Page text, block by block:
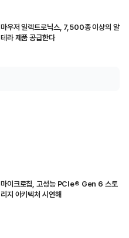
마우저 일렉트로닉스, 7,500종 이상의 알
테라 제품 공급한다
마이크로칩, 고성능 PCIe® Gen 6 스토
리지 아키텍처 시연해